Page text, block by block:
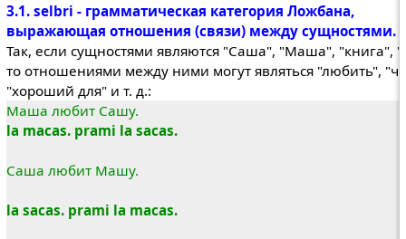
3.1. selbri - грамматическая категория Ложбана,
выражающая отношения (связи) между сущностями.
Так, если сущностями являются "Саша", "Маша", "книга",
то отношениями между ними могут являться "любить",
"хороший для" и т. д.:
Маша любит Сашу.
la macas. prami la sacas.
Саша любит Машу.
la sacas. prami la macas.